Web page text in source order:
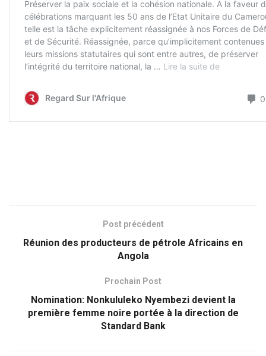
Post précédent
Réunion des producteurs de pétrole Africains en
Angola
Prochain Post
Nomination: Nonkululeko Nyembezi devient la
première femme noire portée à la direction de
Standard Bank